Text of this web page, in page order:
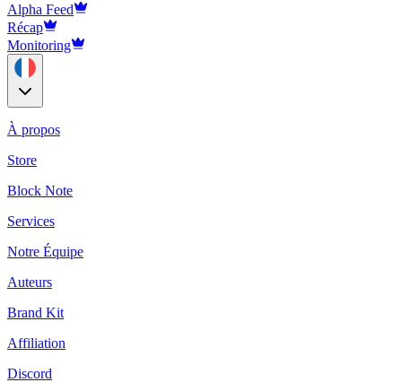
Alpha Feed
Récap
Monitoring
À propos
Store
Block Note
Services
Notre Équipe
Auteurs
Brand Kit
Affiliation
Discord